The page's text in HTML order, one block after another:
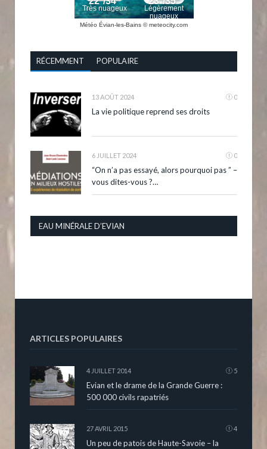
Météo Évian-les-Bains © meteocity.com
RÉCEMMENT POPULAIRE
13 AOÛT 2024 0
La vie politique reprend ses droits
6 JUILLET 2024 0
“On n’a pas essayé, alors pourquoi pas ” –
vous dites-vous ?…
EAU MINÉRALE D’EVIAN
ARTICLES POPULAIRES
4 JUILLET 2014 5
Evian et le drame de la Grande Guerre :
500 000 civils rapatriés
27 AVRIL 2015 4
Un peu de patois de Haute-Savoie – la